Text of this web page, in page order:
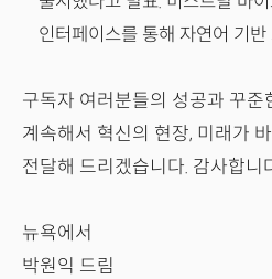
인터페이스를 통해 자연어 기
구독자 여러분들의 성공과 꾸
계속해서 혁신의 현장, 미래가
전달해 드리겠습니다. 감사합니
뉴욕에서
박원익 드림